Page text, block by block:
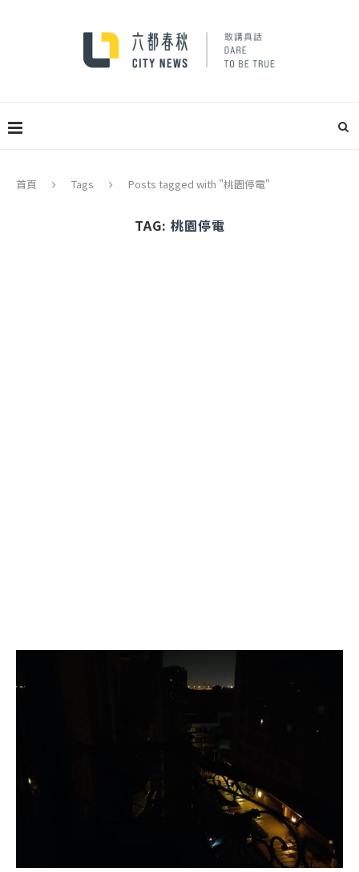
首頁 Tags Posts tagged with "桃園停電"
TAG: 桃園停電